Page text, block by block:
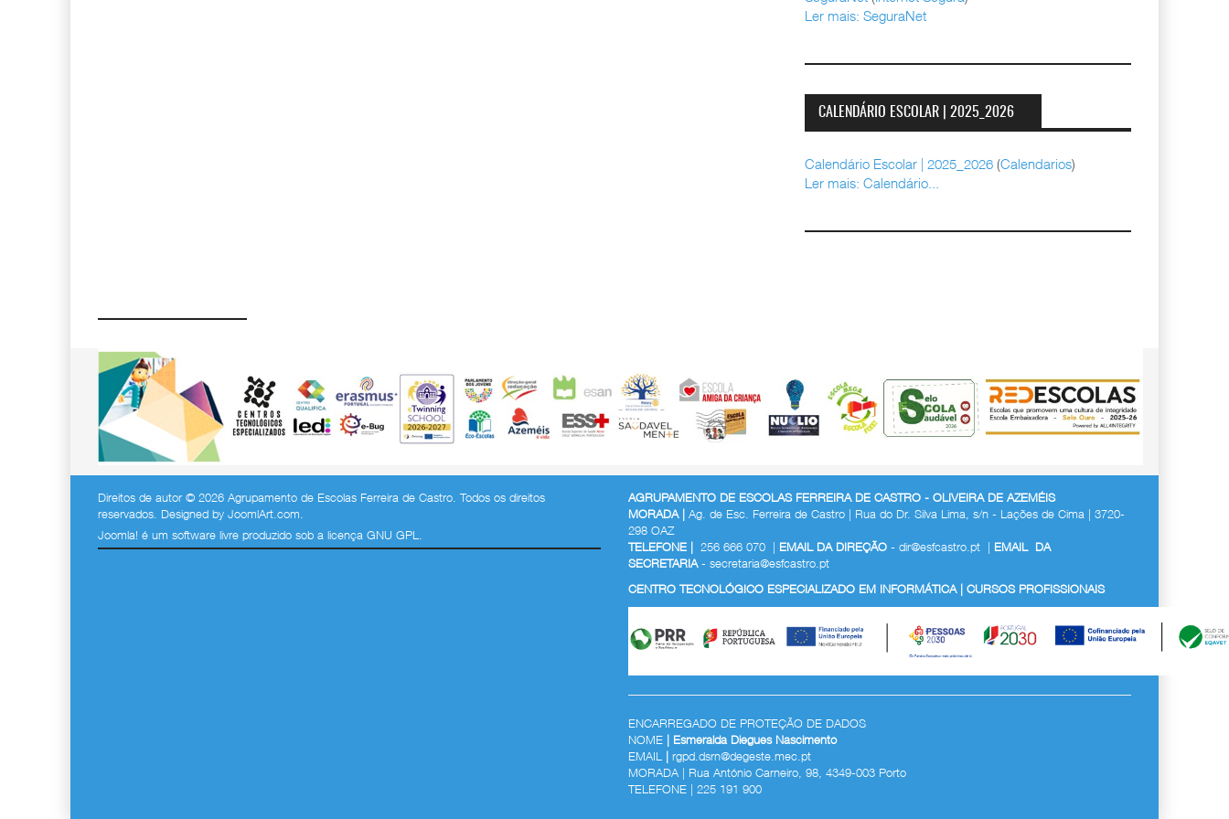
Ler mais: SeguraNet
CALENDÁRIO ESCOLAR | 2025_2026
Calendário Escolar | 2025_2026 (Calendarios)
Ler mais: Calendário...
Direitos de autor © 2026 Agrupamento de Escolas Ferreira de Castro. Todos os direitos
reservados. Designed by JoomlArt.com
Joomla! é um software livre produzido sob a licença GNU GPL.
AGRUPAMENTO DE ESCOLAS FERREIRA DE CASTRO - OLIVEIRA DE AZEMÉIS
MORADA | Ag. de Esc. Ferreira de Castro | Rua do Dr. Silva Lima, s/n - Lações de Cima | 3720-
298 OAZ
TELEFONE | 256 666 070 | EMAIL DA DIREÇÃO - dir@esfcastro.pt | EMAIL DA
SECRETARIA- secretaria@esfcastro.pt
CENTRO TECNOLÓGICO ESPECIALIZADO EM INFORMÁTICA | CURSOS PROFISSIONAIS
ENCARREGADO DE PROTEÇÃO DE DADOS
NOME | Esmeralda Diegues Nascimento
EMAIL
| rgpd.dsrn@degeste.mec.pt
MORADA | Rua António Carneiro, 98, 4349-003 Porto
TELEFONE | 225 191 900